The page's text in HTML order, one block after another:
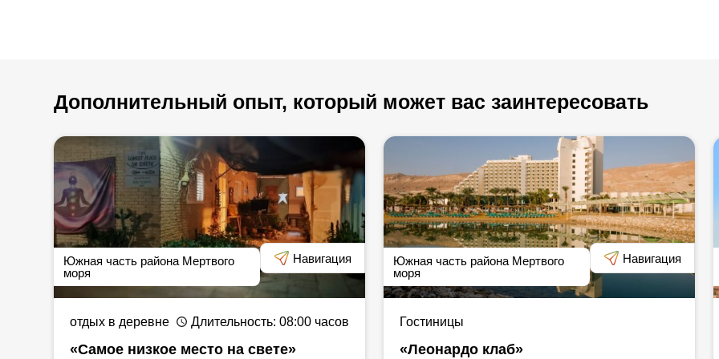
В связи с ограничениями, налагаемыми «фиолетовым
стандартом» и указаниями министерства здравоохранения,
услуг отеля. Необходимо выяснить у представителей отеля, в
каком объеме оказываются услуги и насколько они доступны в
период вашего пребывания в отеле.
Дополнительный опыт, который может вас заинтересовать
Южная часть района Мертвого
моря
Навигация
отдых в деревне Длительность: 08:00 часов
«Самое низкое место на свете»
Южная часть района Мертвого
моря
Навигация
Гостиницы
«Леонардо клаб»